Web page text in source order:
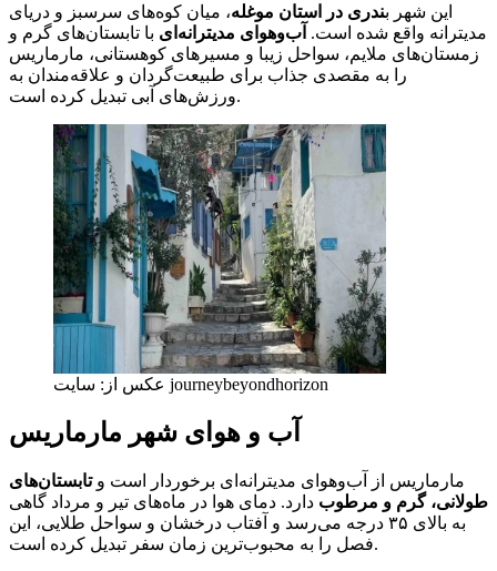
این شهر بندری در استان موغله، میان کوه‌های سرسبز و دریای
مدیترانه واقع شده است. آب‌وهوای مدیترانه‌ای با تابستان‌های گرم و
زمستان‌های ملایم، سواحل زیبا و مسیرهای کوهستانی، مارماریس
را به مقصدی جذاب برای طبیعت‌گردان و علاقه‌مندان به
ورزش‌های آبی تبدیل کرده است.
عکس از: سایت journeybeyondhorizon
آب و هوای شهر مارماریس
مارماریس از آب‌وهوای مدیترانه‌ای برخوردار است وتابستان‌های
طولانی، گرم و مرطوب دارد. دمای هوا در ماه‌های تیر و مرداد گاهی
به بالای ۳۵ درجه می‌رسد و آفتاب درخشان و سواحل طلایی، این
فصل را به محبوب‌ترین زمان سفر تبدیل کرده است.